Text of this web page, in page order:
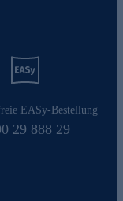
EASy-Bestellung
29 888 29